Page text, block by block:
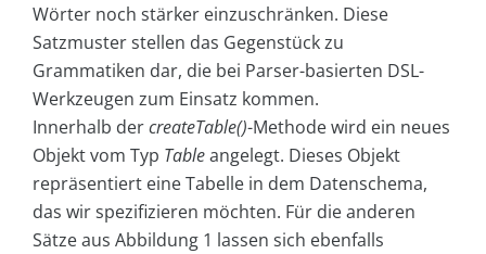
Wörter noch stärker einzuschränken. Diese
Satzmuster stellen das Gegenstück zu
Grammatiken dar, die bei Parser-basierten DSL-
Werkzeugen zum Einsatz kommen.
Innerhalb dercreateTable()-Methode wird ein neues
Objekt vom Typ Tableangelegt. Dieses Objekt
repräsentiert eine Tabelle in dem Datenschema,
das wir spezifizieren möchten. Für die anderen
Sätze aus Abbildung 1 lassen sich ebenfalls